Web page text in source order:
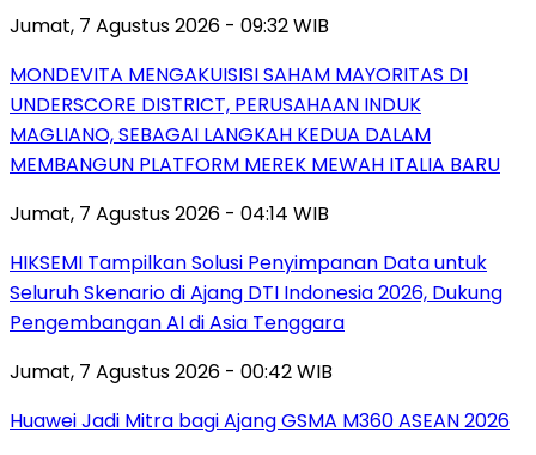
Jumat, 7 Agustus 2026 - 09:32 WIB
MONDEVITA MENGAKUISISI SAHAM MAYORITAS DI
UNDERSCORE DISTRICT, PERUSAHAAN INDUK
MAGLIANO, SEBAGAI LANGKAH KEDUA DALAM
MEMBANGUN PLATFORM MEREK MEWAH ITALIA BARU
Jumat, 7 Agustus 2026 - 04:14 WIB
HIKSEMI Tampilkan Solusi Penyimpanan Data untuk
Seluruh Skenario di Ajang DTI Indonesia 2026, Dukung
Pengembangan AI di Asia Tenggara
Jumat, 7 Agustus 2026 - 00:42 WIB
Huawei Jadi Mitra bagi Ajang GSMA M360 ASEAN 2026